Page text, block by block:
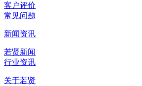
客户评价
常见问题
新闻资讯
若贤新闻
行业资讯
关于若贤